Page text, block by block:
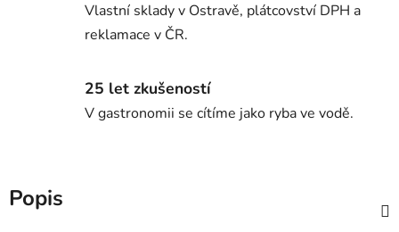
Vlastní sklady v Ostravě, plátcovství DPH a
reklamace v ČR.
25 let zkušeností
V gastronomii se cítíme jako ryba ve vodě.
Popis